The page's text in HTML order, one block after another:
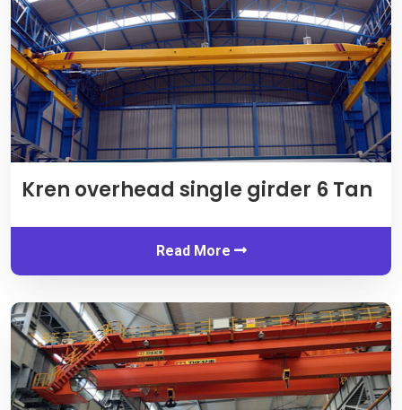
Kren overhead single girder 6 Tan
Read More